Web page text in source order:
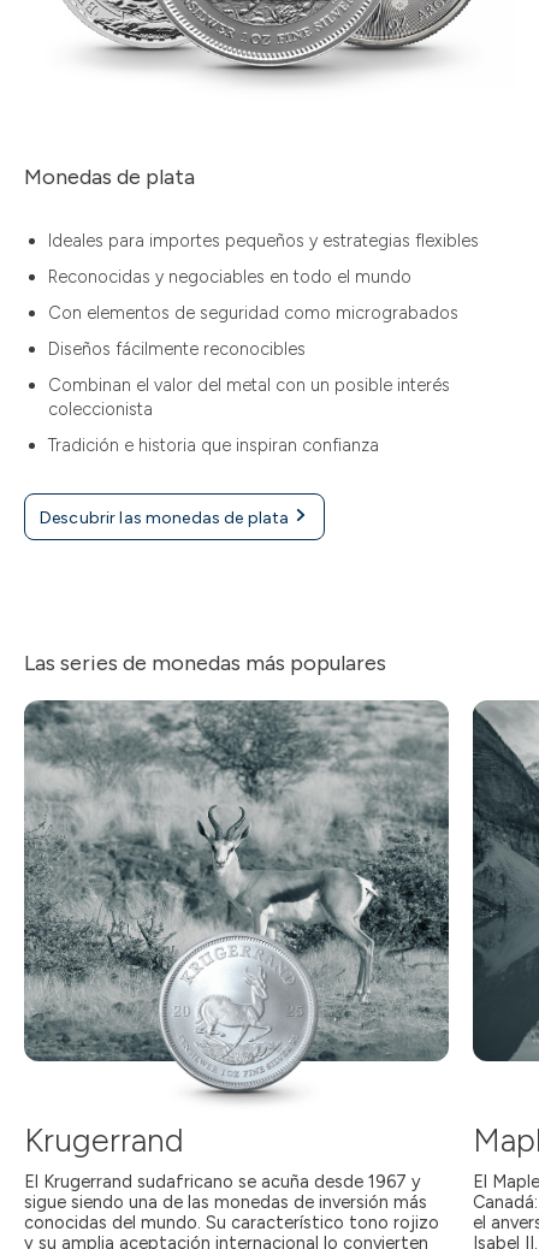
Monedas de plata
Ideales para importes pequeños y estrategias flexibles
Reconocidas y negociables en todo el mundo
Con elementos de seguridad como micrograbados
Diseños fácilmente reconocibles
Combinan el valor del metal con un posible interés
coleccionista
Tradición e historia que inspiran confianza
Descubrir las monedas de plata
Las series de monedas más populares
Krugerrand
El Krugerrand sudafricano se acuña desde 1967 y
sigue siendo una de las monedas de inversión más
conocidas del mundo. Su característico tono rojizo
y su amplia aceptación internacional lo convierten
El
el
Isabel